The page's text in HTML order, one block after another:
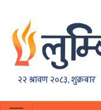
२२ श्रावण २०८३, शुक्रबार